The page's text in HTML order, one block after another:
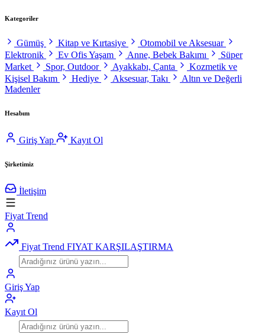
Kategoriler
Gümüş Kitap ve Kırtasiye
Otomobil ve Aksesuar
Elektronik
Ev Ofis Yaşam Anne, Bebek Bakımı
Süper
Market
Spor, Outdoor Ayakkabı, Çanta
Kozmetik ve
Kişisel Bakım
Hediye Aksesuar, Takı
Altın ve Değerli
Madenler
Hesabım
Giriş Yap Kayıt Ol
Şirketimiz
İletişim
Fiyat Trend
Fiyat Trend FIYAT KARŞILAŞTIRMA
Giriş Yap
Kayıt Ol